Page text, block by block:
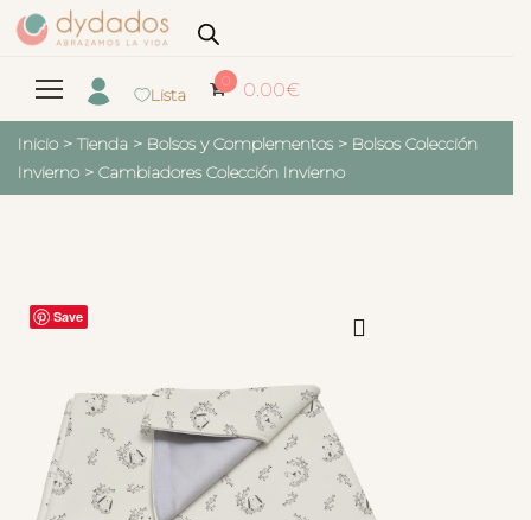
Lista
0 0.00€
Inicio > Tienda > Bolsos y Complementos > Bolsos Colección
Invierno > Cambiadores Colección Invierno
Save